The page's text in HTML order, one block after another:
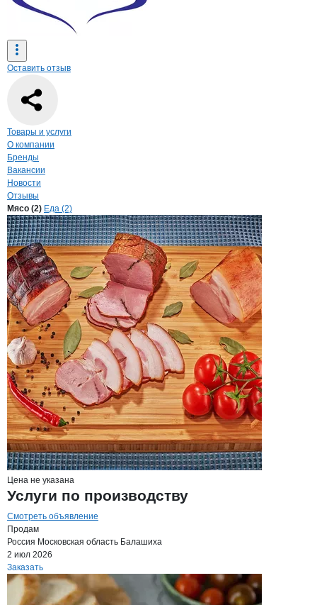
Оставить отзыв
Навигация по странице
Товары и услуги
О компании
Бренды
Вакансии
Новости
Отзывы
ПродукцияМясокомбинат Радуга,
Навигация по продуктам
Мясо (2) Еда (2)
Цена не указана
Услуги по производству
Смотреть объявление
Продам
Россия Московская область Балашиха
2 июл 2026
Заказать